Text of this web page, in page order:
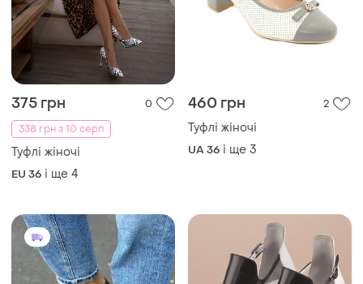
375 грн
0
338 грн з 10 серп
Туфлі жіночі
EU 36 і ще 4
460 грн 2
Туфлі жіночі
UA 36 і ще 3